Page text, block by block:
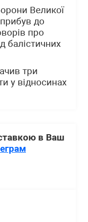
Великої
прибув до
про
балістичних
три
у відносинах
в Ваш